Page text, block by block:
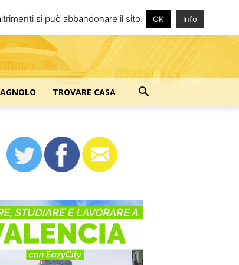
TROVARE CASA
si può abbandonare il sito. OK Info